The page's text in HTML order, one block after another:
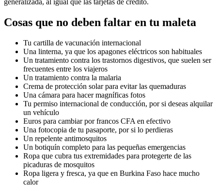
generalizada, al igual que las tarjetas de crédito.
Cosas que no deben faltar en tu maleta
Tu cartilla de vacunación internacional
Una linterna, ya que los apagones eléctricos son habituales
Un tratamiento contra los trastornos digestivos, que suelen ser
frecuentes entre los viajeros
Un tratamiento contra la malaria
Crema de protección solar para evitar las quemaduras
Una cámara para hacer magníficas fotos
Tu permiso internacional de conducción, por si deseas alquilar
un vehículo
Euros para cambiar por francos CFA en efectivo
Una fotocopia de tu pasaporte, por si lo perdieras
Un repelente antimosquitos
Un botiquín completo para las pequeñas emergencias
Ropa que cubra tus extremidades para protegerte de las
picaduras de mosquitos
Ropa ligera y fresca, ya que en Burkina Faso hace mucho
calor